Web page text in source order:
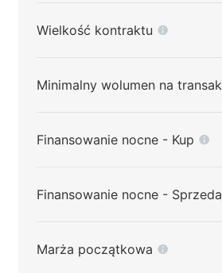
Wielkość kontraktu
Minimalny wolumen na
Finansowanie nocne - Kup
Finansowanie nocne -
Marża początkowa